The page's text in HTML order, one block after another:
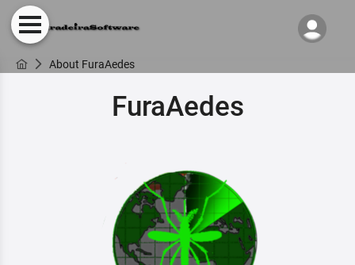
About FuraAedes
FuraAedes